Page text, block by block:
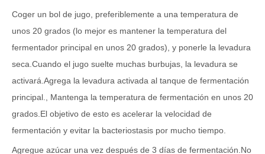
Coger un bol de jugo, preferiblemente a una temperatura de
unos 20 grados (lo mejor es mantener la temperatura del
fermentador principal en unos 20 grados), y ponerle la levadura
seca.Cuando el jugo suelte muchas burbujas, la levadura se
activará.Agrega la levadura activada al tanque de fermentación
principal., Mantenga la temperatura de fermentación en unos 20
grados.El objetivo de esto es acelerar la velocidad de
fermentación y evitar la bacteriostasis por mucho tiempo.
Agregue azúcar una vez después de 3 días de fermentación.No